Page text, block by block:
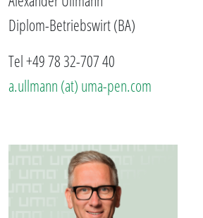
Diplom-Betriebswirt (BA)
Tel +49 78 32-707 40
a.ullmann (at) uma-pen.com